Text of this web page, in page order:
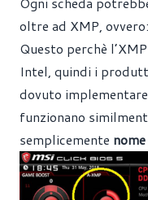
oltre ad XMP, ovvero:
Questo perchè
Intel, quindi i
dovuto
funzionano
semplicemente nome